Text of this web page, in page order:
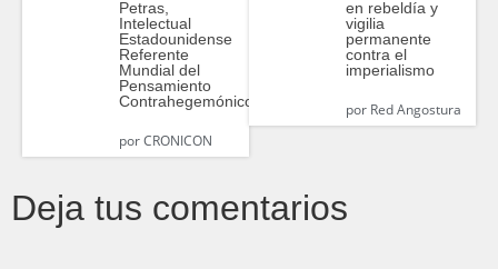
Petras,
Intelectual
Estadounidense
Referente
Mundial del
Pensamiento
Contrahegemónico
porCRONICON
en rebeldía y
vigilia
permanente
contra el
imperialismo
porRed Angostura
Deja tus comentarios